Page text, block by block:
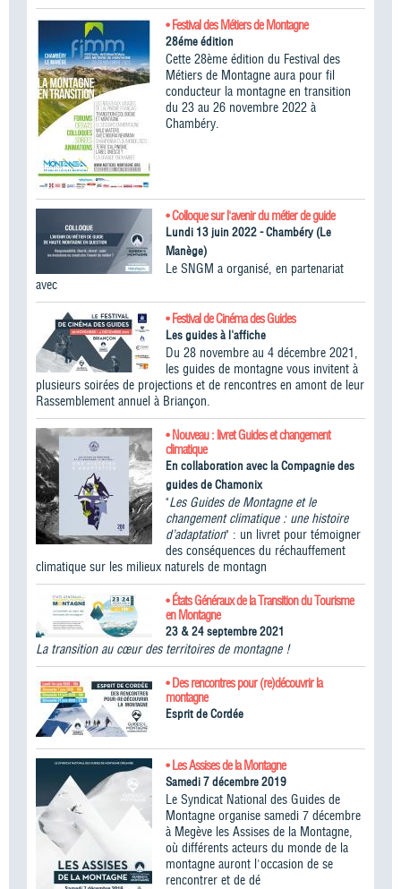
• Festival des Métiers de Montagne
28éme édition
Cette 28ème édition du Festival des
Métiers de Montagne aura pour fil
conducteur la montagne en transition
du 23 au 26 novembre 2022 à
Chambéry.
• Colloque sur l'avenir du métier de guide
Lundi 13 juin 2022 - Chambéry (Le
Manège)
Le SNGM a organisé, en partenariat
avec
• Festival de Cinéma des Guides
Les guides à l'affiche
Du 28 novembre au 4 décembre 2021,
les guides de montagne vous invitent à
plusieurs soirées de projections et de rencontres en amont de leur
Rassemblement annuel à Briançon.
• Nouveau : livret Guides et changement
climatique
En collaboration avec la Compagnie des
guides de Chamonix
"Les Guides de Montagne et le
changement climatique : une histoire
d’adaptation" : un livret pour témoigner
des conséquences du réchauffement
climatique sur les milieux naturels de montagn
• États Généraux de la Transition du Tourisme
en Montagne
23 & 24 septembre 2021
La transition au cœur des territoires de montagne !
• Des rencontres pour (re)découvrir la
montagne
Esprit de Cordée
• Les Assises de la Montagne
Samedi 7 décembre 2019
Le Syndicat National des Guides de
Montagne organise samedi 7 décembre
à Megève les Assises de la Montagne,
où différents acteurs du monde de la
montagne auront l'occasion de se
rencontrer et de dé